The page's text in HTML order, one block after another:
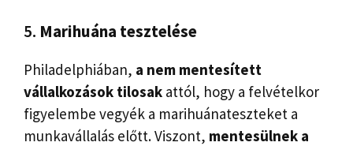
5. Marihuána tesztelése
Philadelphiában, a nem mentesített
vállalkozások tilosak attól, hogy a felvételkor
figyelembe vegyék a marihuánateszteket a
munkavállalás előtt. Viszont, mentesülnek a